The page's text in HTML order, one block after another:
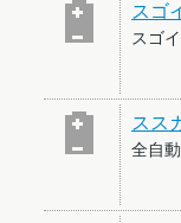
スゴ
スゴ
スス
全自